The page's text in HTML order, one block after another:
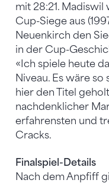
mit 28:21. Madiswil
Cup-Siege aus
Neuenkirch den
in der Cup-
«Ich spiele heute
Niveau. Es wäre
hier den Titel
nachdenklicher
erfahrensten und
Cracks.
Finalspiel-Details
Nach dem Anpfiff